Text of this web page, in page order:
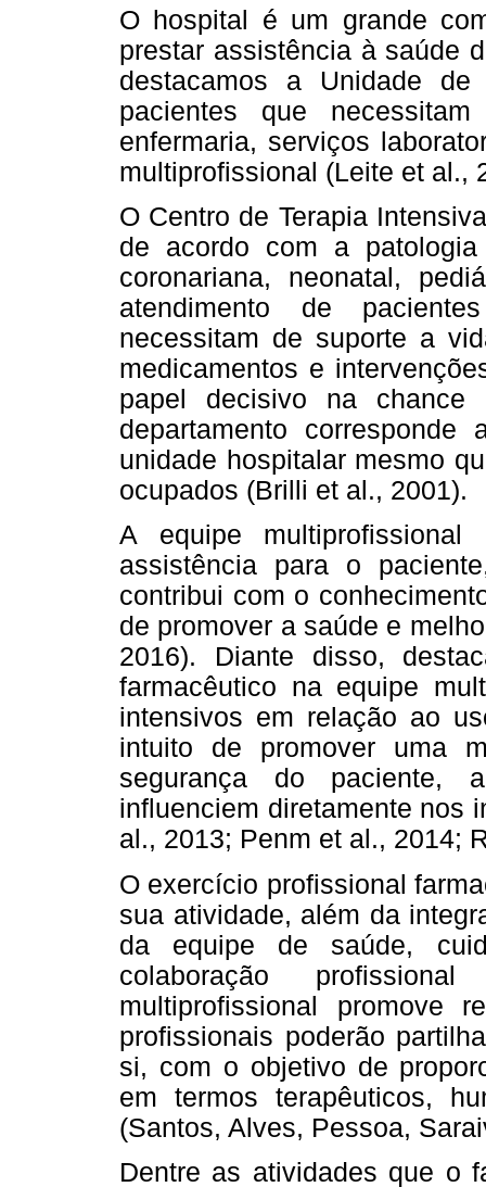
O hospital é um grande
prestar assistência à saúde
destacamos a Unidade
pacientes que
enfermaria, serviços
multiprofissional (Leite et al.,
O Centro de Terapia
de acordo com a
coronariana, neonatal,
atendimento de
necessitam de suporte a
medicamentos e
papel decisivo na chance
departamento
unidade hospitalar mesmo
ocupados (Brilli et al., 2001).
A equipe
assistência para o
contribui com o
de promover a saúde e
2016). Diante disso,
farmacêutico na equipe
intensivos em relação ao
intuito de promover uma
segurança do paciente,
influenciem diretamente nos
al., 2013; Penm et al., 2014;
O exercício profissional
sua atividade, além da
da equipe de saúde,
colaboração
multiprofissional promove
profissionais poderão
si, com o objetivo de
em termos terapêuticos,
(Santos, Alves, Pessoa,
Dentre as atividades que o